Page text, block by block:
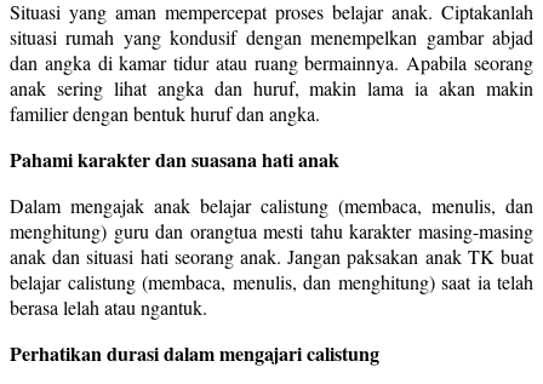
Situasi yang aman mempercepat proses belajar anak. Ciptakanlah
situasi rumah yang kondusif dengan menempelkan gambar abjad
dan angka di kamar tidur atau ruang bermainnya. Apabila seorang
anak sering lihat angka dan huruf, makin lama ia akan makin
familier dengan bentuk huruf dan angka.
Pahami karakter dan suasana hati anak
Dalam mengajak anak belajar calistung (membaca, menulis, dan
menghitung) guru dan orangtua mesti tahu karakter masing-masing
anak dan situasi hati seorang anak. Jangan paksakan anak TK buat
belajar calistung (membaca, menulis, dan menghitung) saat ia telah
berasa lelah atau ngantuk.
Perhatikan durasi dalam mengajari calistung